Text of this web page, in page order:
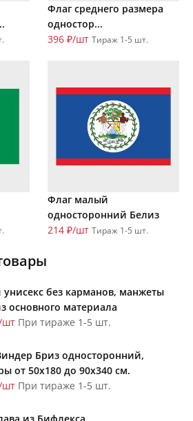
Флаг среднего размера
одностор...
396 ₽/шт Тираж 1-5 шт.
Флаг малый
односторонний Белиз
214 ₽/шт Тираж 1-5 шт.
без карманов, манжеты
основного материала
шт При тираже 1-5 шт.
Бриз односторонний,
от 50х180 до 90х340 см.
шт При тираже 1-5 шт.